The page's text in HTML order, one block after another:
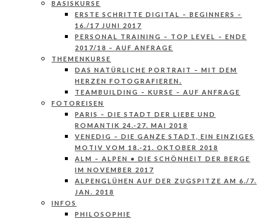
BASISKURSE
ERSTE SCHRITTE DIGITAL – BEGINNERS –
16./17 JUNI 2017
PERSONAL TRAINING – TOP LEVEL – ENDE
2017/18 – AUF ANFRAGE
THEMENKURSE
DAS NATÜRLICHE PORTRAIT – MIT DEM
HERZEN FOTOGRAFIEREN.
TEAMBUILDING – KURSE – AUF ANFRAGE
FOTOREISEN
PARIS – DIE STADT DER LIEBE UND
ROMANTIK 24.-27. MAI 2018
VENEDIG – DIE GANZE STADT, EIN EINZIGES
MOTIV VOM 18.-21. OKTOBER 2018
ALM – ALPEN • DIE SCHÖNHEIT DER BERGE
IM NOVEMBER 2017
ALPENGLÜHEN AUF DER ZUGSPITZE AM 6./7.
JAN. 2018
INFOS
PHILOSOPHIE